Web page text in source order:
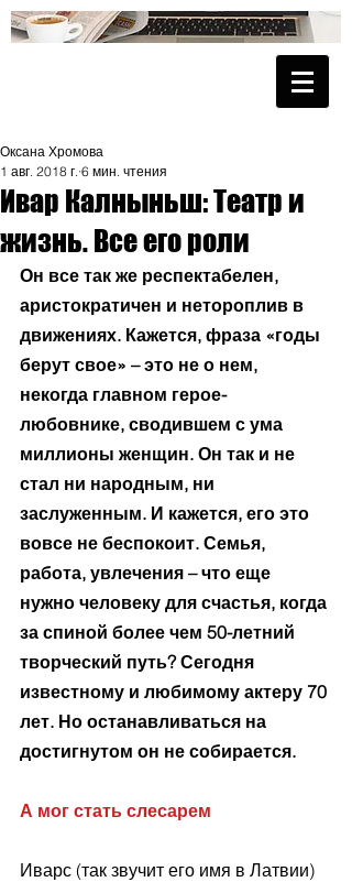
Ивар Калныньш: Театр и
жизнь. Все его роли
Оксана Хромова
1 авг. 2018 г. 6 мин. чтения
Он все так же респектабелен,
аристократичен и нетороплив в
движениях. Кажется, фраза «годы
берут свое» – это не о нем,
некогда главном герое-
любовнике, сводившем с ума
миллионы женщин. Он так и не
стал ни народным, ни
заслуженным. И кажется, его это
вовсе не беспокоит. Семья,
работа, увлечения – что еще
нужно человеку для счастья, когда
за спиной более чем 50-летний
творческий путь? Сегодня
известному и любимому актеру 70
лет. Но останавливаться на
достигнутом он не собирается.
А мог стать слесарем
Иварс (так звучит его имя в Латвии)